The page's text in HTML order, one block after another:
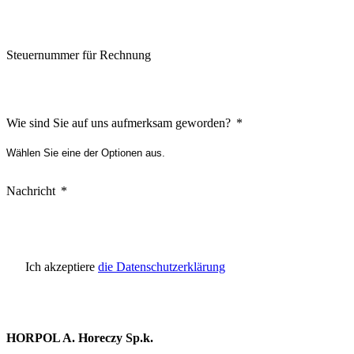
Steuernummer für Rechnung
Wie sind Sie auf uns aufmerksam geworden?
Nachricht
Ich akzeptiere die Datenschutzerklärung
HORPOL A. Horeczy Sp.k.